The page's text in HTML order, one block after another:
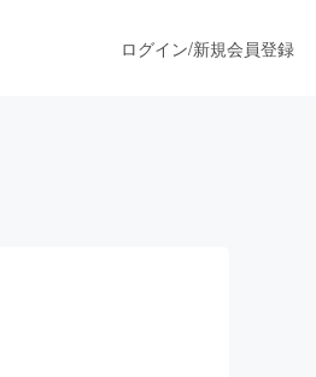
ログイン/新規会員登録